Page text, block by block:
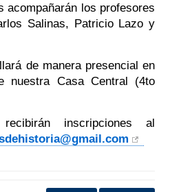
acompañarán los profesores
Salinas, Patricio Lazo y
de manera presencial en
nuestra Casa Central (4to
inscripciones al
gmail.com